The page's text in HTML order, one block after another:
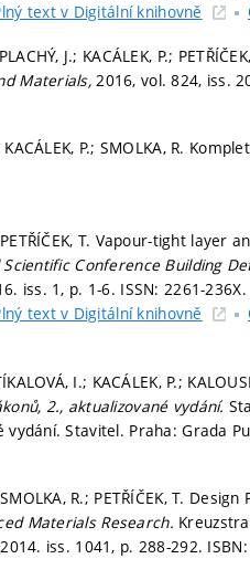
text v Digitální knihovně
J.; KACÁLEK, P.;
Materials, 2016, vol. 824, iss.
KACÁLEK, P.; SMOLKA, R.
PETŘÍČEK, T. Vapour-tight
Conference Building
iss. 1, p. 1-6. ISSN: 2261-236X.
text v Digitální knihovně
I.; KACÁLEK, P.;
2., aktualizované vydání.
vydání. Stavitel. Praha: Grada
SMOLKA, R.; PETŘÍČEK, T.
Materials Research.
iss. 1041, p. 288-292.